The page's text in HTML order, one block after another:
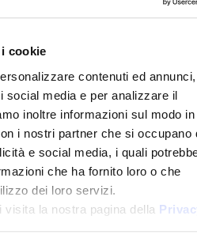
cookie
contenuti ed annunci,
social media e per analizzare il
inoltre informazioni sul modo in
i nostri partner che si occupano
e social media, i quali
che ha fornito loro o che
dei loro servizi.
la nostra pagina della